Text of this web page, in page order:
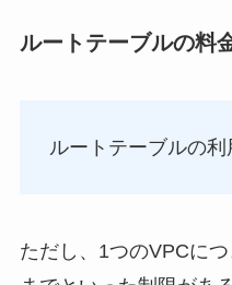
ルートテーブルの料
ルートテーブルの利
ただし、1つのVPCに